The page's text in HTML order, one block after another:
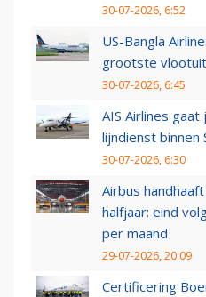
30-07-2026, 6:52
US-Bangla
grootste
30-07-2026, 6:45
AIS Airlines
lijndienst binnen
30-07-2026, 6:30
Airbus
halfjaar: eind
per maand
29-07-2026, 20:09
Certificering